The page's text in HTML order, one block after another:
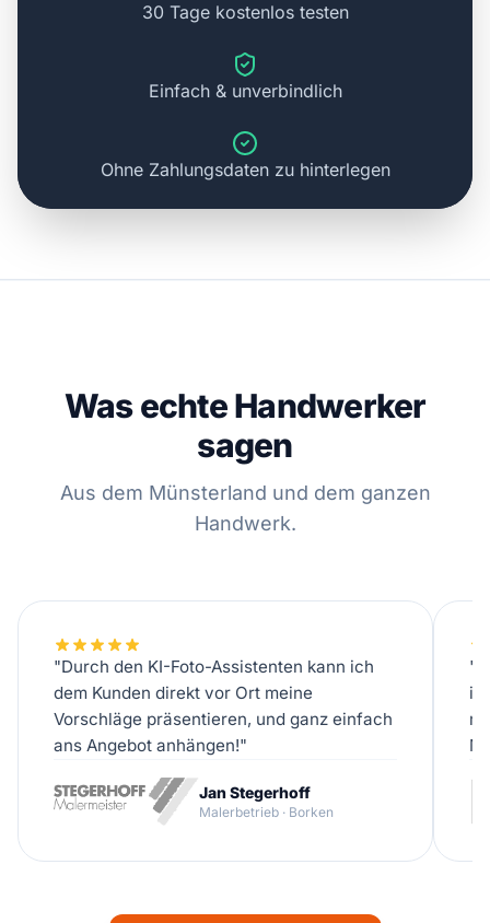
30 Tage kostenlos testen
Einfach & unverbindlich
Ohne Zahlungsdaten zu hinterlegen
Was echte Handwerker
sagen
Aus dem Münsterland und dem ganzen
Handwerk.
"Durch den KI-Foto-Assistenten kann ich
dem Kunden direkt vor Ort meine
Vorschläge präsentieren, und ganz einfach
ans Angebot anhängen!"
Jan Stegerhoff
Malerbetrieb · Borken